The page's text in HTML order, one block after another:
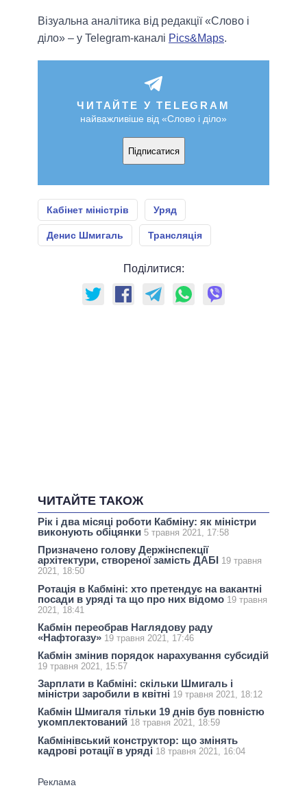
Візуальна аналітика від редакції «Слово і
діло» – у Telegram-каналі Pics&Maps.
ЧИТАЙТЕ У TELEGRAM
найважливіше від «Слово і діло»
Підписатися
Кабінет міністрів Уряд
Денис Шмигаль Трансляція
Поділитися:
ЧИТАЙТЕ ТАКОЖ
Рік і два місяці роботи Кабміну: як міністри
виконують обіцянки 5 травня 2021, 17:58
Призначено голову Держінспекції
архітектури, створеної замість ДАБІ 19 травня
2021, 18:50
Ротація в Кабміні: хто претендує на вакантні
посади в уряді та що про них відомо 19 травня
2021, 18:41
Кабмін переобрав Наглядову раду
«Нафтогазу» 19 травня 2021, 17:46
Кабмін змінив порядок нарахування субсидій
19 травня 2021, 15:57
Зарплати в Кабміні: скільки Шмигаль і
міністри заробили в квітні 19 травня 2021, 18:12
Кабмін Шмигаля тільки 19 днів був повністю
укомплектований 18 травня 2021, 18:59
Кабмінівський конструктор: що змінять
кадрові ротації в уряді 18 травня 2021, 16:04